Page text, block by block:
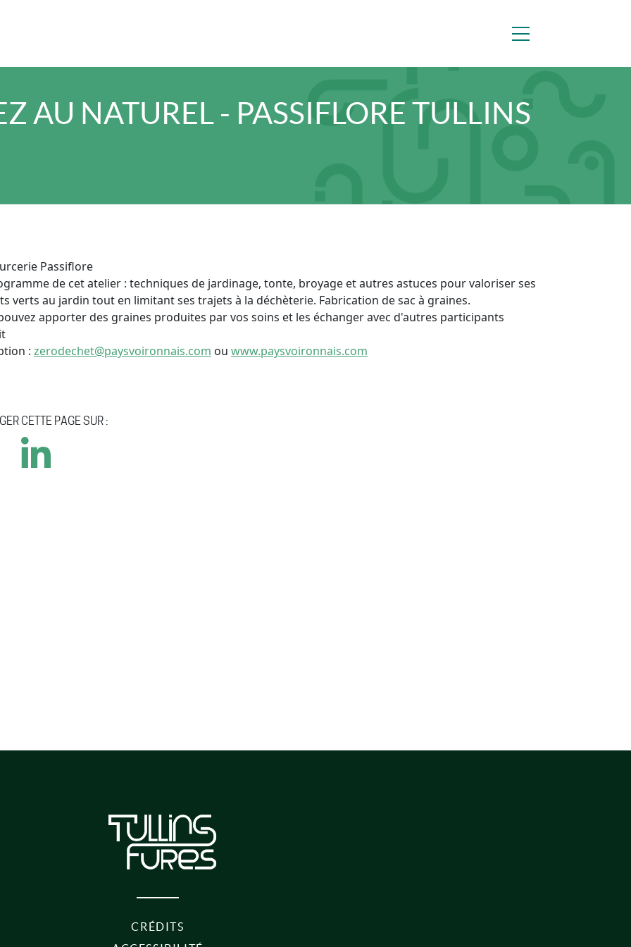
AU NATUREL - PASSIFLORE TULLINS
Passiflore
de cet atelier : techniques de jardinage, tonte, broyage et autres astuces pour valoriser ses
verts au jardin tout en limitant ses trajets à la déchèterie. Fabrication de sac à graines.
apporter des graines produites par vos soins et les échanger avec d'autres participants
: zerodechet@paysvoironnais.com ou www.paysvoironnais.com
CETTE PAGE SUR :
CRÉDITS